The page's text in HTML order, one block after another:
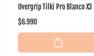
Overgrip Tilki Pro Blanco X3
Precio
habitual
$6.990